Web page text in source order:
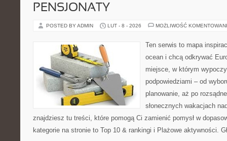
PENSJONATY
POSTED BY ADMIN LUT - 8 - 2026 MOŻLIWOŚĆ
Ten serwis to mapa
ocean i chcą odkrywać
miejsce, w którym
podpowiedziami – od
planowanie, aż po
słonecznych wakacjach
znajdziesz tu treści, które pomogą Ci zamienić pomysł w
kategorie na stronie to Top 10 & rankingi i Plażowe aktywności.